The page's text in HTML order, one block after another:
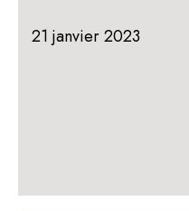
21 janvier 2023